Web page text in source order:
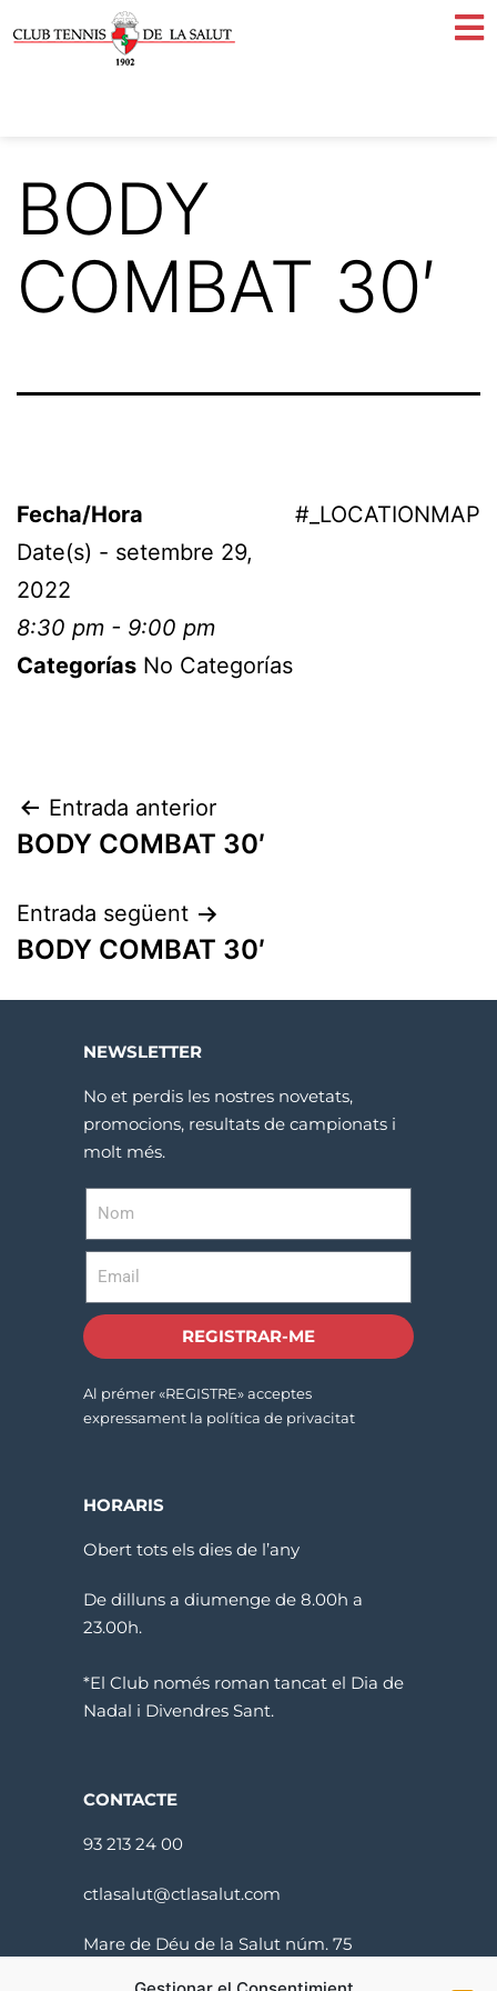
BODY
COMBAT 30′
#_LOCATIONMAP
Fecha/Hora
Date(s) - setembre 29,
2022
8:30 pm - 9:00 pm
Categorías No Categorías
Entrada anterior
BODY COMBAT 30′
Entrada següent
BODY COMBAT 30′
NEWSLETTER
No et perdis les nostres novetats,
promocions, resultats de campionats i
molt més.
REGISTRAR-ME
Al prémer «REGISTRE» acceptes
expressament la política de privacitat
HORARIS
Obert tots els dies de l’any
De dilluns a diumenge de 8.00h a
23.00h.
*El Club només roman tancat el Dia de
Nadal i Divendres Sant.
CONTACTE
93 213 24 00
ctlasalut@ctlasalut.com
Mare de Déu de la Salut núm. 75